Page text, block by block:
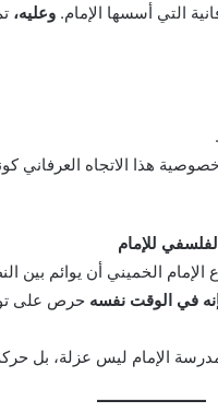
التي أسسها الإمام. وعليه،
هذا الاتجاه العرفاني
للإمام
الخميني أن يوائم بين
في الوقت نفسه حرص على
الإمام ليس عزلة، بل حركة